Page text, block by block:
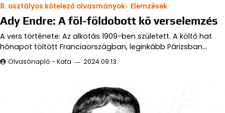
8. osztályos kötelező olvasmányok
Elemzések
Ady Endre: A föl-földobott kő verselemzés
A vers története: Az alkotás 1909-ben született. A költő hat
hónapot töltött Franciaországban, leginkább Párizsban…
Olvasónapló - Kata 2024.09.13.